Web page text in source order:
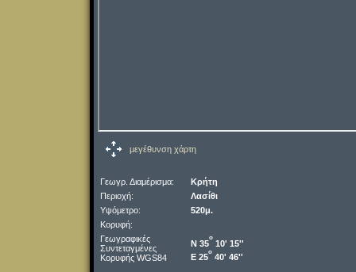
μεγέθυνση χάρτη
Γεωγρ. Διαμέρισμα:
Κρήτη
Περιοχή:
Λασίθι
Υψόμετρο:
520μ.
Κορυφή:
Γεωγραφικές
Συντεταγμένες
Κορυφής WGS84
Ν 35
o
10' 15''
Ε 25
o
40' 46''